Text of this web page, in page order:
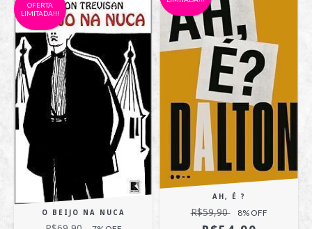
OFERTA
LIMITADA!!!
O BEIJO NA NUCA
AH, É ?
R$59,90 8% OFF